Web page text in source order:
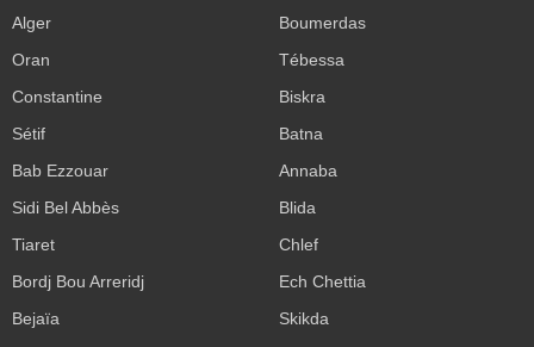
Alger
Boumerdas
Oran
Tébessa
Constantine
Biskra
Sétif
Batna
Bab Ezzouar
Annaba
Sidi Bel Abbès
Blida
Tiaret
Chlef
Bordj Bou Arreridj
Ech Chettia
Bejaïa
Skikda